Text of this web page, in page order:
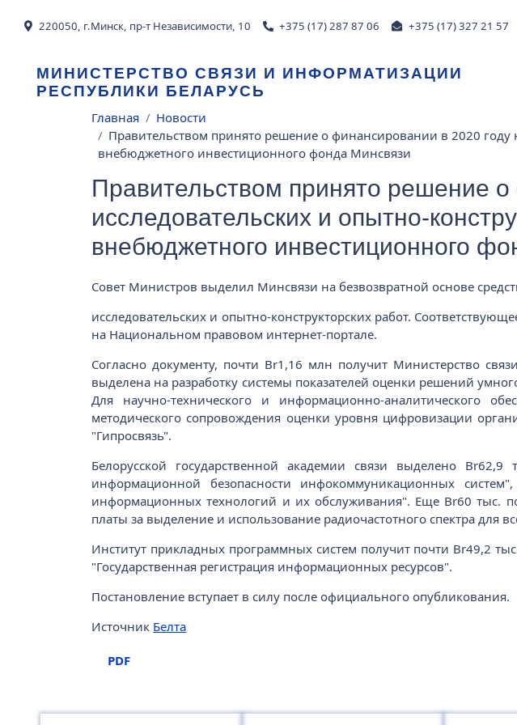
220050, г.Минск, пр-т Независимости, 10 +375 (17) 287 87 06 +375 (17) 327 21 57
МИНИСТЕРСТВО СВЯЗИ И ИНФОРМАТИЗАЦИИ
РЕСПУБЛИКИ БЕЛАРУСЬ
Строка навигации
Главная
Новости
Правительством принято решение о финансировании в 2020 году
внебюджетного инвестиционного фонда Минсвязи
Правительством принято решение
исследовательских и опытно-
внебюджетного инвестиционного
Совет Министров выделил Минсвязи на безвозвратной основе
исследовательских и опытно-конструкторских работ.
на Национальном правовом интернет-портале.
Согласно документу, почти Br1,16 млн получит Министерство
выделена на разработку системы показателей оценки решений
Для научно-технического и информационно-аналитического
методического сопровождения оценки уровня цифровизации
"Гипросвязь".
Белорусской государственной академии связи выделено
информационной безопасности инфокоммуникационных
информационных технологий и их обслуживания". Еще Br60 тыс.
платы за выделение и использование радиочастотного спектра для
Институт прикладных программных систем получит почти Br49,2
"Государственная регистрация информационных ресурсов".
Постановление вступает в силу после официального опубликования.
Источник Белта
PDF